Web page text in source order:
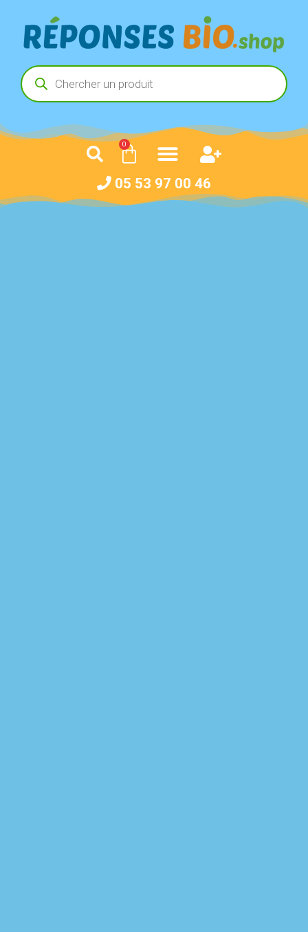
0
05 53 97 00 46